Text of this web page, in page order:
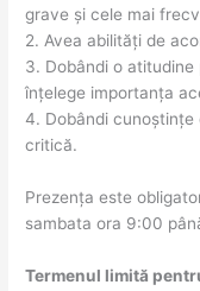
grave și cele mai
2. Avea abilități de
3. Dobândi o
înțelege importanța
4. Dobândi cunoștințe
critică.
Prezența este
sambata ora 9:00
Termenul limită